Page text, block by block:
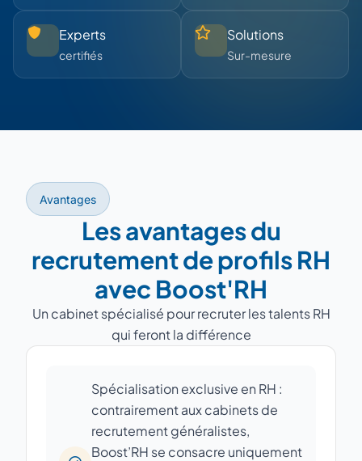
Experts
certifiés
Solutions
Sur-mesure
Avantages
Les avantages du
recrutement de profils RH
avec Boost'RH
Un cabinet spécialisé pour recruter les talents RH
qui feront la différence
Spécialisation exclusive en RH :
contrairement aux cabinets de
recrutement généralistes,
Boost’RH se consacre uniquement